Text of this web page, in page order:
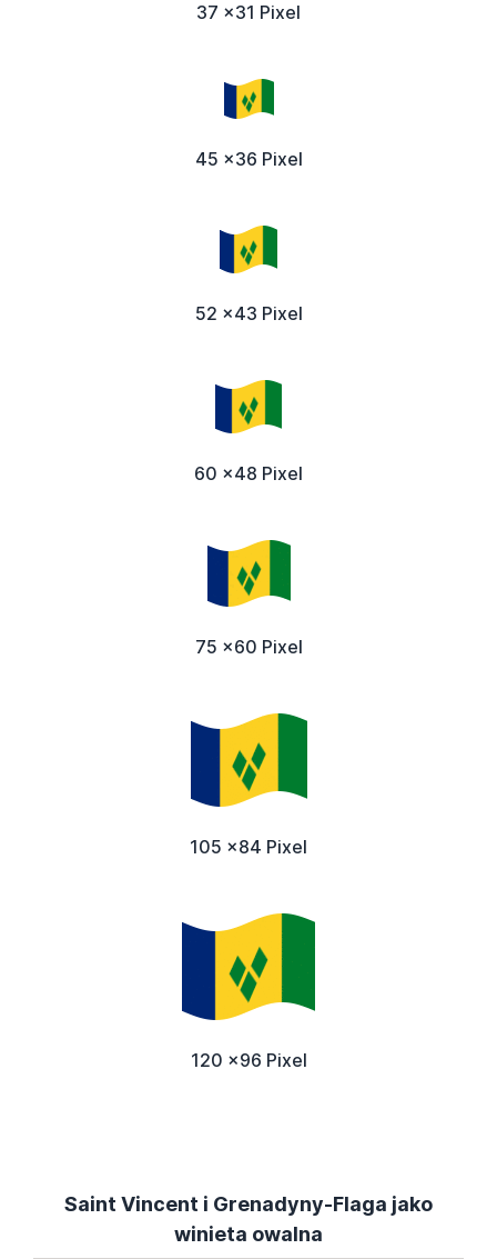
37 x31 Pixel
45 x36 Pixel
52 x43 Pixel
60 x48 Pixel
75 x60 Pixel
105 x84 Pixel
120 x96 Pixel
Saint Vincent i Grenadyny-Flaga jako
winieta owalna